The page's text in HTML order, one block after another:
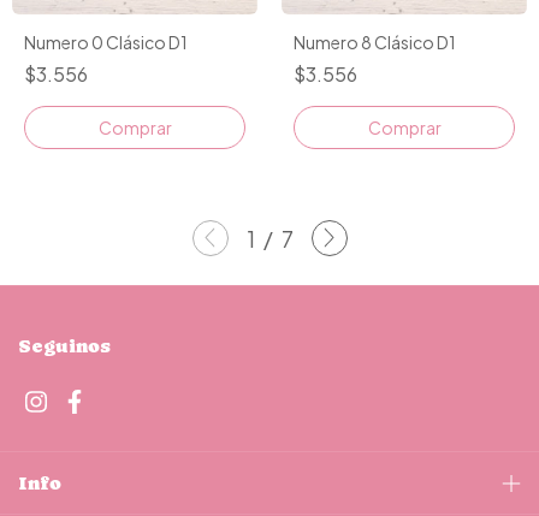
Numero 0 Clásico D1
$3.556
Comprar
Numero 8 Clásico D1
$3.556
Comprar
1 / 7
Seguinos
Info